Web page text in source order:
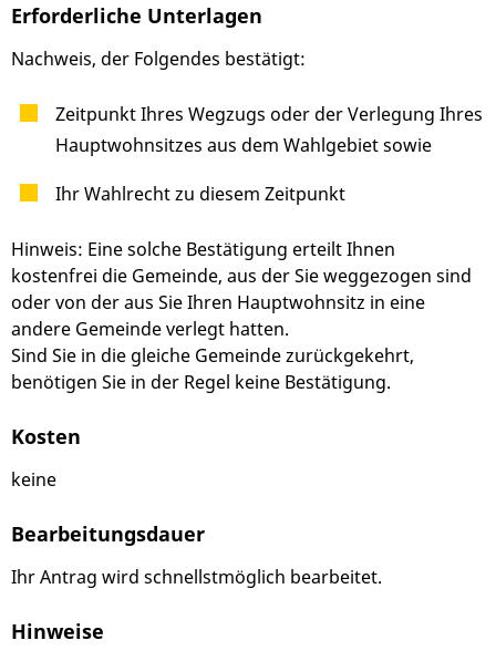
Erforderliche Unterlagen
Nachweis, der Folgendes bestätigt:
Zeitpunkt Ihres Wegzugs oder der Verlegung Ihres
Hauptwohnsitzes aus dem Wahlgebiet sowie
Ihr Wahlrecht zu diesem Zeitpunkt
Hinweis: Eine solche Bestätigung erteilt Ihnen
kostenfrei die Gemeinde, aus der Sie weggezogen sind
oder von der aus Sie Ihren Hauptwohnsitz in eine
andere Gemeinde verlegt hatten.
Sind Sie in die gleiche Gemeinde zurückgekehrt,
benötigen Sie in der Regel keine Bestätigung.
Kosten
keine
Bearbeitungsdauer
Ihr Antrag wird schnellstmöglich bearbeitet.
Hinweise